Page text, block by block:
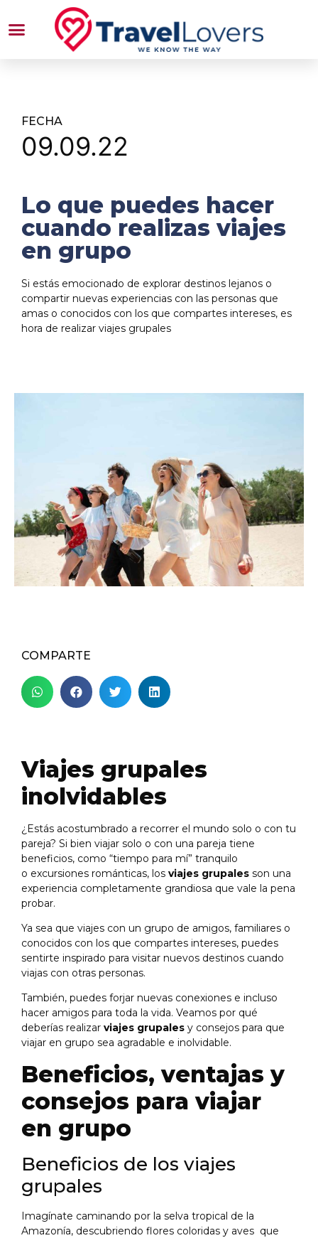
FECHA
09.09.22
Lo que puedes hacer
cuando realizas viajes
en grupo
Si estás emocionado de explorar destinos lejanos o
compartir nuevas experiencias con las personas que
amas o conocidos con los que compartes intereses, es
hora de realizar viajes grupales
COMPARTE
Viajes grupales
inolvidables
¿Estás acostumbrado a recorrer el mundo solo o con tu
pareja? Si bien viajar solo o con una pareja tiene
beneficios, como “tiempo para mí” tranquilo
o excursiones románticas, los viajes grupales son una
experiencia completamente grandiosa que vale la pena
probar.
Ya sea que viajes con un grupo de amigos, familiares o
conocidos con los que compartes intereses, puedes
sentirte inspirado para visitar nuevos destinos cuando
viajas con otras personas.
También, puedes forjar nuevas conexiones e incluso
hacer amigos para toda la vida. Veamos por qué
deberías realizar viajes grupales y consejos para que
viajar en grupo sea agradable e inolvidable.
Beneficios, ventajas y
consejos para viajar
en grupo
Beneficios de los viajes
grupales
Imagínate caminando por la selva tropical de la
Amazonía, descubriendo flores coloridas y aves que